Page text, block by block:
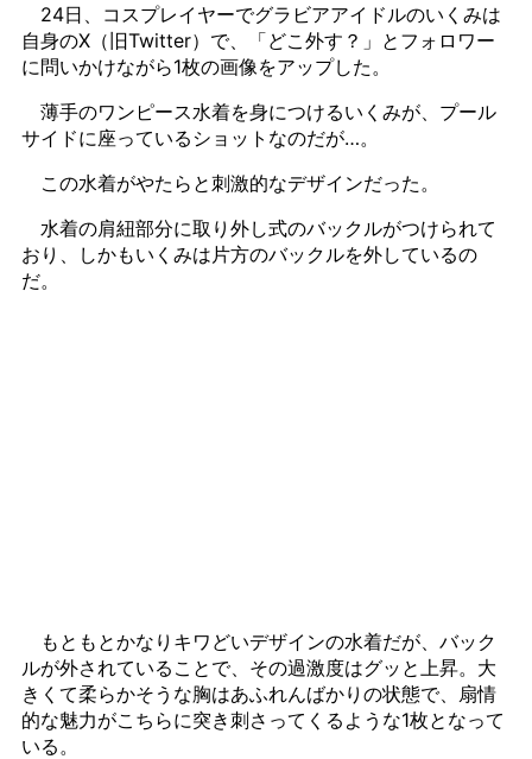
24日、コスプレイヤーでグラビアアイドルのいくみは
自身のX（旧Twitter）で、「どこ外す？」とフォロワー
に問いかけながら1枚の画像をアップした。
薄手のワンピース水着を身につけるいくみが、プール
サイドに座っているショットなのだが…。
この水着がやたらと刺激的なデザインだった。
水着の肩紐部分に取り外し式のバックルがつけられて
おり、しかもいくみは片方のバックルを外しているの
だ。
もともとかなりキワどいデザインの水着だが、バック
ルが外されていることで、その過激度はグッと上昇。大
きくて柔らかそうな胸はあふれんばかりの状態で、扇情
的な魅力がこちらに突き刺さってくるような1枚となって
いる。